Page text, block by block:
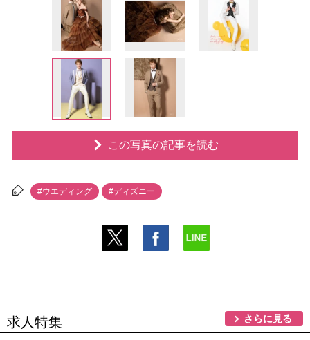
この写真の記事を読む
#ウエディング #ディズニー
求人特集 さらに見る